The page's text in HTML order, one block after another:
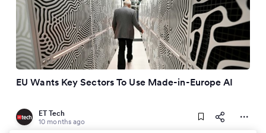
EU Wants Key Sectors To Use Made-in-Europe AI
ET Tech
10 months ago